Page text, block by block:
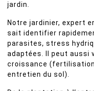
jardin.
Notre jardinier, expert
sait identifier
parasites, stress
adaptées. Il peut aussi
croissance
entretien du sol).